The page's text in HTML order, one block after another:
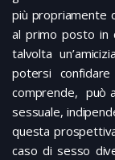
più propriamente
al primo posto in
talvolta
potersi
comprende, può
sessuale,
questa
caso di sesso